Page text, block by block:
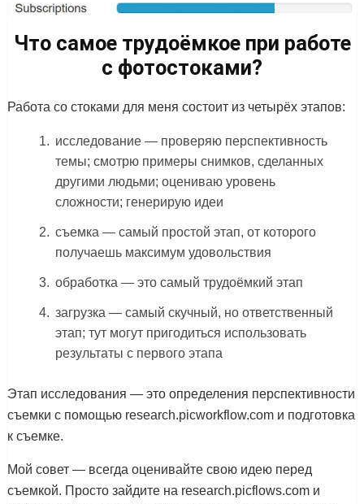
Что самое трудоёмкое при работе
с фотостоками?
Работа со стоками для меня состоит из четырёх этапов:
исследование — проверяю перспективность
темы; смотрю примеры снимков, сделанных
другими людьми; оцениваю уровень
сложности; генерирую идеи
съемка — самый простой этап, от которого
получаешь максимум удовольствия
обработка — это самый трудоёмкий этап
загрузка — самый скучный, но ответственный
этап; тут могут пригодиться использовать
результаты с первого этапа
Этап исследования — это определения перспективности
съемки с помощью research.picworkflow.com и подготовка
к съемке.
Мой совет — всегда оценивайте свою идею перед
съемкой. Просто зайдите на research.picflows.com и